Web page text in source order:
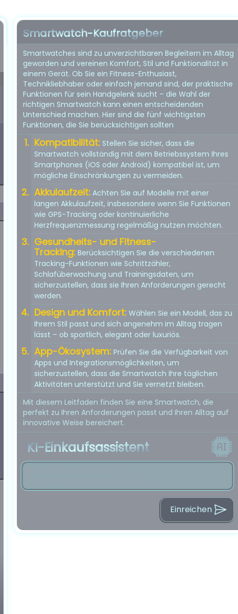
Smartwatch-Kaufratgeber
Smartwatches sind zu unverzichtbaren Begleitern im Alltag
geworden und vereinen Komfort, Stil und Funktionalität in
einem Gerät. Ob Sie ein Fitness-Enthusiast,
Technikliebhaber oder einfach jemand sind, der praktische
Funktionen für sein Handgelenk sucht – die Wahl der
richtigen Smartwatch kann einen entscheidenden
Unterschied machen. Hier sind die fünf wichtigsten
Funktionen, die Sie berücksichtigen sollten
Kompatibilität: Stellen Sie sicher, dass die
Smartwatch vollständig mit dem Betriebssystem Ihres
Smartphones (iOS oder Android) kompatibel ist, um
mögliche Einschränkungen zu vermeiden.
Akkulaufzeit: Achten Sie auf Modelle mit einer
langen Akkulaufzeit, insbesondere wenn Sie Funktionen
wie GPS-Tracking oder kontinuierliche
Herzfrequenzmessung regelmäßig nutzen möchten.
Gesundheits- und Fitness-
Tracking: Berücksichtigen Sie die verschiedenen
Tracking-Funktionen wie Schrittzähler,
Schlafüberwachung und Trainingsdaten, um
sicherzustellen, dass sie Ihren Anforderungen gerecht
werden.
Design und Komfort: Wählen Sie ein Modell, das zu
Ihrem Stil passt und sich angenehm im Alltag tragen
lässt – ob sportlich, elegant oder luxuriös.
App-Ökosystem: Prüfen Sie die Verfügbarkeit von
Apps und Integrationsmöglichkeiten, um
sicherzustellen, dass die Smartwatch Ihre täglichen
Aktivitäten unterstützt und Sie vernetzt bleiben.
Mit diesem Leitfaden finden Sie eine Smartwatch, die
perfekt zu Ihren Anforderungen passt und Ihren Alltag auf
innovative Weise bereichert.
KI-Einkaufsassistent
Einreichen